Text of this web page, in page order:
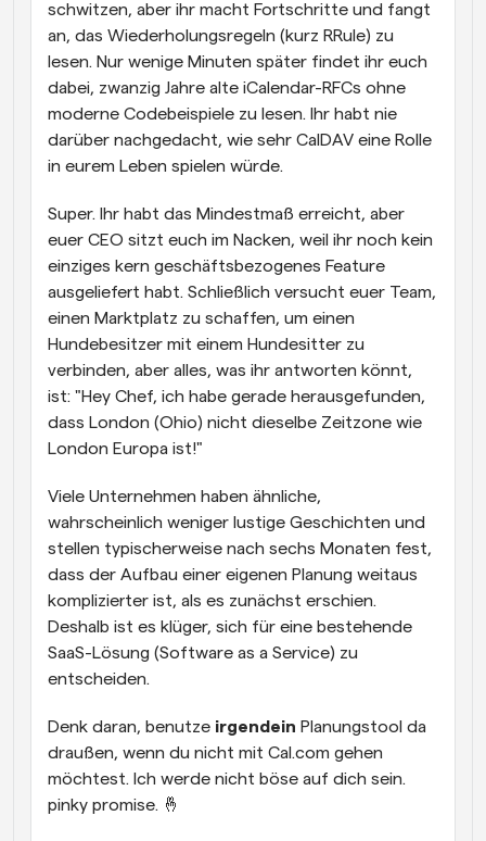
schwitzen, aber ihr macht Fortschritte und fangt
an, das Wiederholungsregeln (kurz RRule) zu
lesen. Nur wenige Minuten später findet ihr euch
dabei, zwanzig Jahre alte iCalendar-RFCs ohne
moderne Codebeispiele zu lesen. Ihr habt nie
darüber nachgedacht, wie sehr CalDAV eine Rolle
in eurem Leben spielen würde.
Super. Ihr habt das Mindestmaß erreicht, aber
euer CEO sitzt euch im Nacken, weil ihr noch kein
einziges kern geschäftsbezogenes Feature
ausgeliefert habt. Schließlich versucht euer Team,
einen Marktplatz zu schaffen, um einen
Hundebesitzer mit einem Hundesitter zu
verbinden, aber alles, was ihr antworten könnt,
ist: "Hey Chef, ich habe gerade herausgefunden,
dass London (Ohio) nicht dieselbe Zeitzone wie
London Europa ist!"
Viele Unternehmen haben ähnliche,
wahrscheinlich weniger lustige Geschichten und
stellen typischerweise nach sechs Monaten fest,
dass der Aufbau einer eigenen Planung weitaus
komplizierter ist, als es zunächst erschien.
Deshalb ist es klüger, sich für eine bestehende
SaaS-Lösung (Software as a Service) zu
entscheiden.
Denk daran, benutze irgendein Planungstool da
draußen, wenn du nicht mit Cal.com gehen
möchtest. Ich werde nicht böse auf dich sein.
pinky promise. 🤞